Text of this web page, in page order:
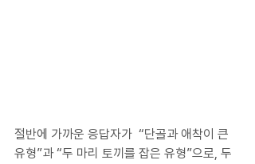
절반에 가까운 응답자가  “단골과 애착이 큰
유형”과 “두 마리 토끼를 잡은 유형”으로, 두